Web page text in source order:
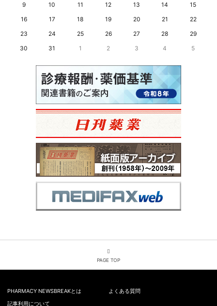
9
10 11 12 13 14
15
16
17 18 19 20 21
22
23
24 25 26 27 28
29
30
31 1 2 3 4 5
PAGE TOP
PHARMACY NEWSBREAKとは
よくある質問
記事利用について